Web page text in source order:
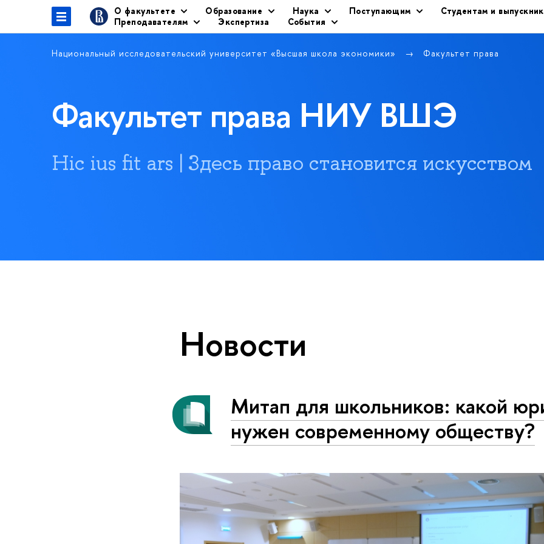
О факультете Образование Наука Поступающим
Студентам и
Преподавателям
Экспертиза События
Национальный исследовательский университет «Высшая школа экономики» Факультет права
Факультет права НИУ ВШЭ
Hic ius fit ars | Здесь право становится искусством
Новости
Митап для школьников: какой
нужен современному обществу?